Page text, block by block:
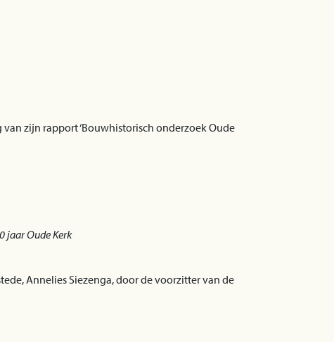
zijn rapport ‘Bouwhistorisch onderzoek Oude
jaar Oude Kerk
Annelies Siezenga, door de voorzitter van de